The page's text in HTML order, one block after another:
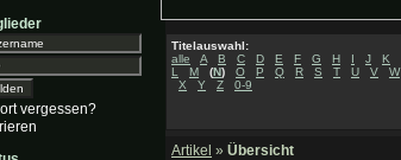
vergessen?
Titelauswahl:
alle
A B C D E F G H I J
K
L
M (N) O P Q R S T U V
W
X
Y Z 0-9
Artikel » Übersicht